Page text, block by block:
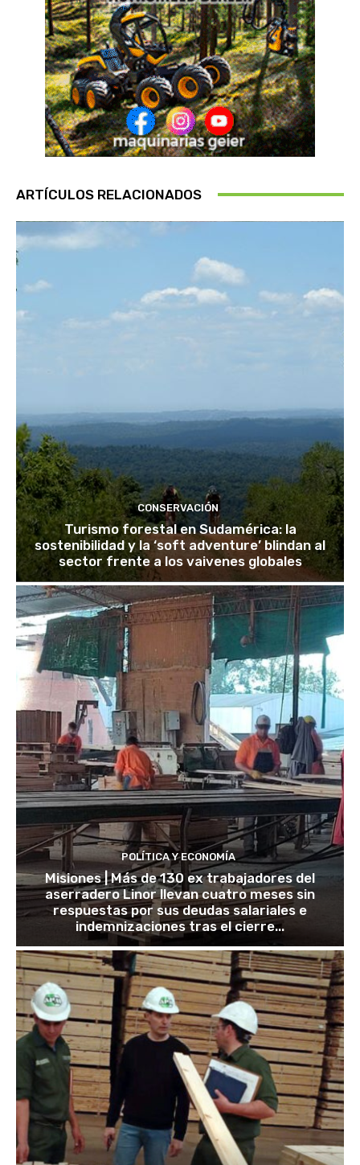
ARTÍCULOS RELACIONADOS
CONSERVACIÓN
Turismo forestal en Sudamérica: la
sostenibilidad y la ‘soft adventure’ blindan al
sector frente a los vaivenes globales
POLÍTICA Y ECONOMÍA
Misiones | Más de 130 ex trabajadores del
aserradero Linor llevan cuatro meses sin
respuestas por sus deudas salariales e
indemnizaciones tras el cierre...